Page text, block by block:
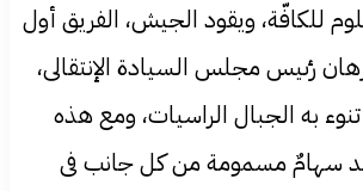
للكافّة، ويقود الجيش، الفريق أول
رٸيس مجلس السيادة الإنتقالی،
به الجبال الراسيات، ومع هذه
سهامٌ مسمومة من كل جانب فی